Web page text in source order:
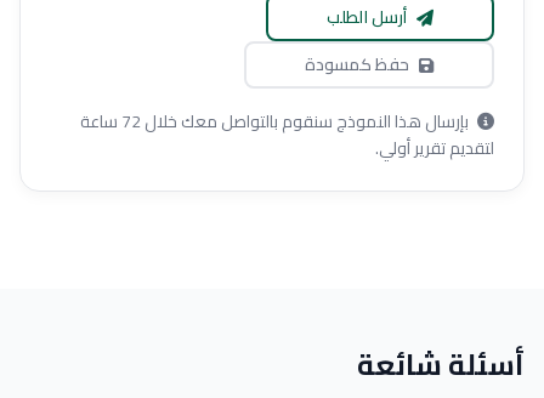
أرسل الطلب
حفظ كمسودة
بإرسال هذا النموذج سنقوم بالتواصل معك خلال 72 ساعة
لتقديم تقرير أولي.
أسئلة شائعة